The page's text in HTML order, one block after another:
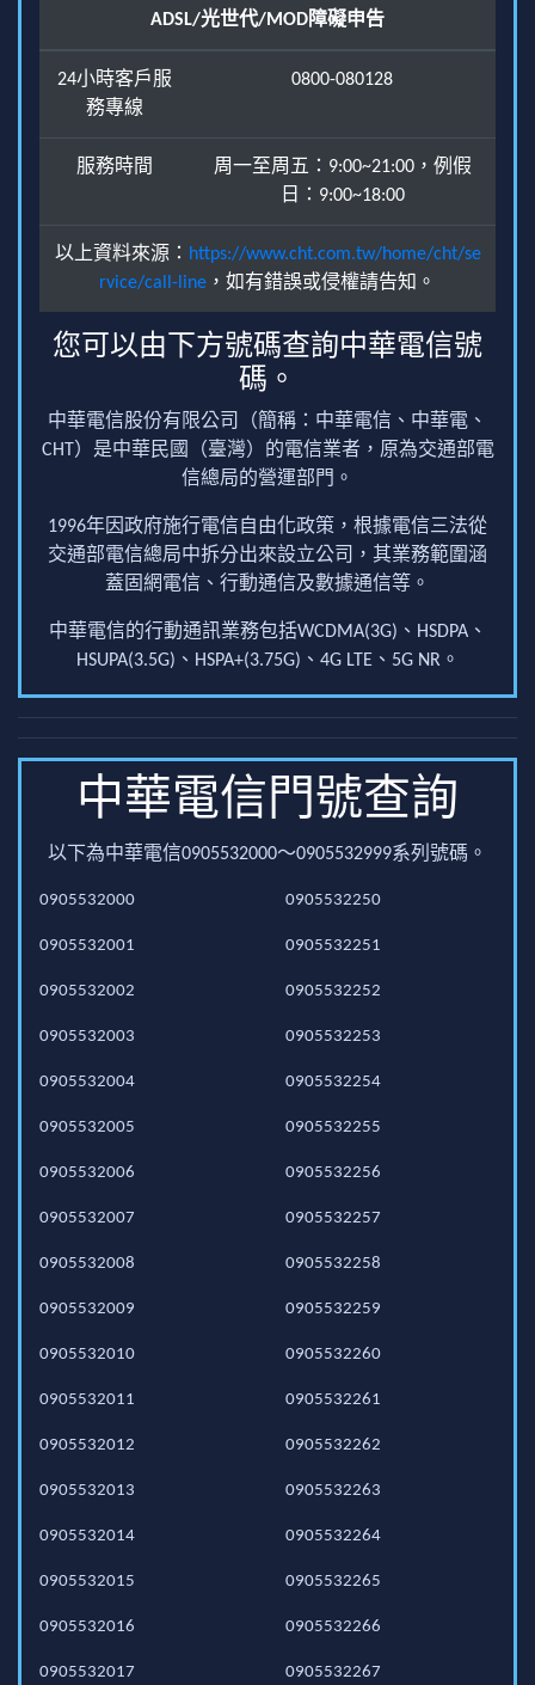
ADSL/光世代/MOD障礙申告
24小時客戶服
務專線
0800-080128
服務時間
周一至周五：9:00~21:00，例假
日：9:00~18:00
以上資料來源： https://www.cht.com.tw/home/cht/se
rvice/call-line ，如有錯誤或侵權請告知。
您可以由下方號碼查詢中華電信號
碼。
中華電信股份有限公司（簡稱：中華電信、中華電、
CHT）是中華民國（臺灣）的電信業者，原為交通部電
信總局的營運部門。
1996年因政府施行電信自由化政策，根據電信三法從
交通部電信總局中拆分出來設立公司，其業務範圍涵
蓋固網電信、行動通信及數據通信等。
中華電信的行動通訊業務包括WCDMA(3G)、HSDPA、
HSUPA(3.5G)、HSPA+(3.75G)、4G LTE、5G NR。
中華電信門號查詢
以下為中華電信0905532000～0905532999系列號碼。
0905532000
0905532001
0905532002
0905532003
0905532004
0905532005
0905532006
0905532007
0905532008
0905532009
0905532010
0905532011
0905532012
0905532013
0905532014
0905532015
0905532016
0905532017
0905532250
0905532251
0905532252
0905532253
0905532254
0905532255
0905532256
0905532257
0905532258
0905532259
0905532260
0905532261
0905532262
0905532263
0905532264
0905532265
0905532266
0905532267